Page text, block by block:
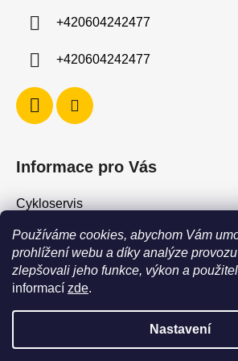
Používáme cookies, abychom Vám
prohlížení webu a díky analýze
zlepšovali jeho funkce, výkon a
informací zde.
Nastavení
POZOR - stav zboží SKLADEM neodpovídá
+420604242477
+420604242477
Informace pro Vás
Cykloservis
Skiservis
Obchodní podmínky
Podmínky ochrany osobních údajů